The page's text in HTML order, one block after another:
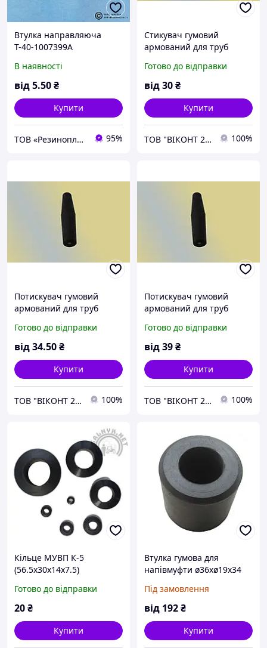
Втулка направляюча
Т-40-1007399А
В наявності
від5.50₴
Купити
ТОВ «Резинопласт». Завод ГТВ. Гумотехнічні вироби, металообробка 95%
Стикувач гумовий
армований для труб
Готово до відправки
від30₴
Купити
ТОВ "ВІКОНТ 2000" 100%
Потискувач гумовий
армований для труб
Готово до відправки
від34.50₴
Купити
ТОВ "ВІКОНТ 2000" 100%
Потискувач гумовий
армований для труб
Готово до відправки
від39₴
Купити
ТОВ "ВІКОНТ 2000" 100%
Кільце МУВП К-5
(56.5х30х14х7.5)
Готово до відправки
20₴
Купити
Втулка гумова для
напівмуфти ø36хø19х34
Під замовлення
від 192₴
Купити